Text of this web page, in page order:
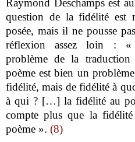
question de la fidélité est
posée, mais il ne pousse
réflexion assez loin :
problème de la traduction
poème est bien un
fidélité, mais de fidélité à
à qui ? […] la fidélité au
compte plus que la fidélité
poème ».(8)